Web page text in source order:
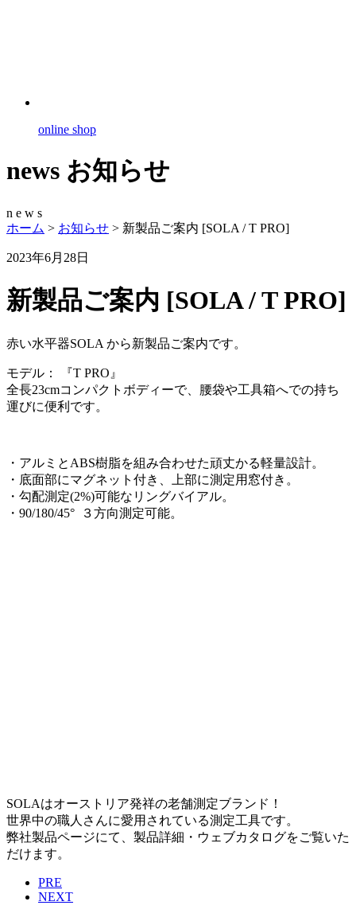
online shop
news お知らせ
n e w s
ホーム > お知らせ > 新製品ご案内 [SOLA / T PRO]
2023年6月28日
新製品ご案内 [SOLA / T PRO]
赤い水平器SOLA から新製品ご案内です。
モデル： 『T PRO』
全長23cmコンパクトボディーで、腰袋や工具箱へでの持ち
運びに便利です。
・アルミとABS樹脂を組み合わせた頑丈かる軽量設計。
・底面部にマグネット付き、上部に測定用窓付き。
・勾配測定(2%)可能なリングバイアル。
・90/180/45° ３方向測定可能。
SOLAはオーストリア発祥の老舗測定ブランド！
世界中の職人さんに愛用されている測定工具です。
弊社製品ページにて、製品詳細・ウェブカタログをご覧いた
だけます。
PRE
NEXT